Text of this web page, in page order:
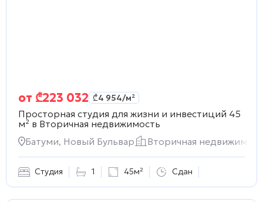
от ₾223 032 ₾4 954/м²
Просторная студия для жизни и инвестиций 45
м² в Вторичная недвижимость
Батуми, Новый Бульвар
Вторичная
Студия 1 45м² Сдан